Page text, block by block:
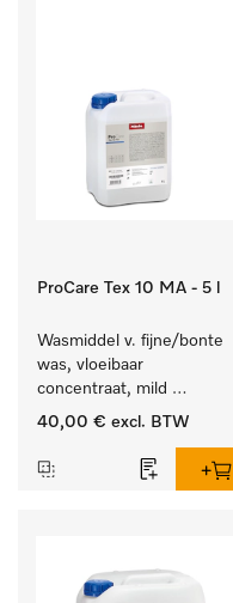
ProCare Tex 10 MA - 5 l
Wasmiddel v. fijne/bonte
was, vloeibaar
concentraat, mild
alkalisch, 5 l voor het
en gevoelig textiel.
40,00 € excl. BTW